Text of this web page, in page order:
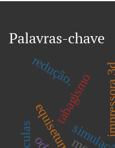
Palavras-chave
tabagismo
redução.